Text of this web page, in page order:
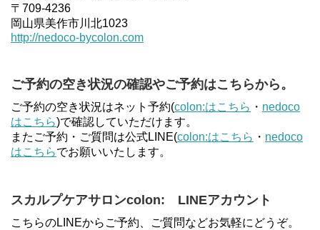
〒709-4236
岡山県美作市川北1023
http://nedoco-bycolon.com
ご予約の空き状況の確認やご予約はこちらから。
ご予約の空き状況はネット予約(colon:はこちら ・ nedoco
はこちら)で確認していただけます。
またご予約・ご質問は公式LINE(colon:はこちら ・ nedoco
はこちらでお願いいたします。
スカルプケアサロンcolon: LINEアカウント
こちらのLINEからご予約、ご質問などお気軽にどうぞ。